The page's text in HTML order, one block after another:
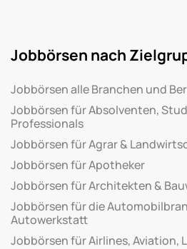
Jobbörsen nach
Jobbörsen alle Branchen und
Jobbörsen für Absolventen,
Professionals
Jobbörsen für Agrar &
Jobbörsen für Apotheker
Jobbörsen für Architekten &
Jobbörsen für die
Autowerkstatt
Jobbörsen für Airlines, Aviation,